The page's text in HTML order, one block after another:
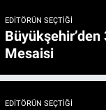
EDITÖRÜN SEÇTIĞI
Büyükşehir’den 3 İlçe 20 Noktada Yeni Haftada Asfalt
Mesaisi
EDITÖRÜN SEÇTIĞI